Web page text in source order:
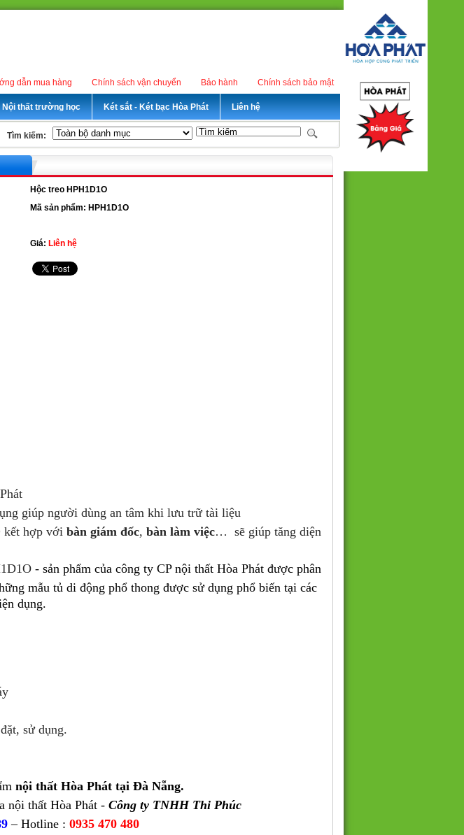
Chính sách bảo mật
Bảo hành
Chính sách vận chuyển
dẫn mua hàng
Nội thất trường học Két sắt - Két bạc Hòa Phát Liên hệ
Tìm kiếm:
Hộc treo HPH1D1O
Mã sản phẩm: HPH1D1O
Giá: Liên hệ
giúp người dùng an tâm khi lưu trữ tài liệu
kết hợp với bàn giám đốc, bàn làm việc… sẽ giúp tăng diện
- sản phẩm của công ty CP nội thất Hòa Phát được phân
mẫu tủ di động phổ thong được sử dụng phổ biến tại các
dụng.
sử dụng.
nội thất Hòa Phát tại Đà Nẵng.
nội thất Hòa Phát - Công ty TNHH Thi Phúc
– Hotline : 0935 470 480